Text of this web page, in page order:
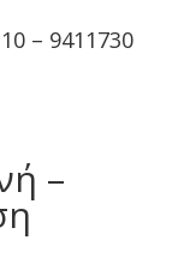
– 9411730
–